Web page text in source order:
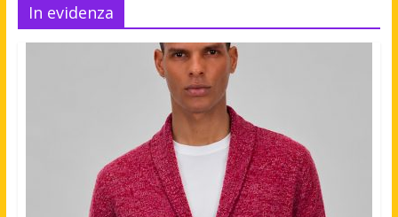
In evidenza